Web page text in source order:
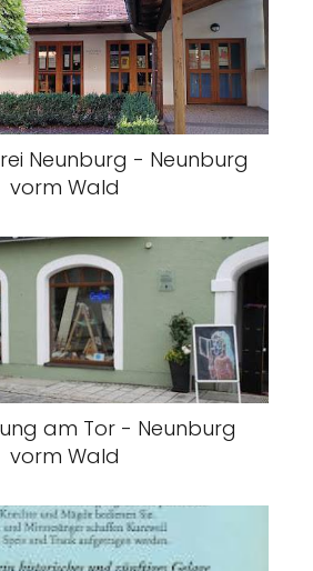
Neunburg - Neunburg
vorm Wald
am Tor - Neunburg
vorm Wald